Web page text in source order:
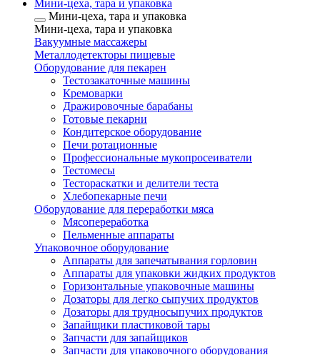
Мини-цеха, тара и упаковка
Мини-цеха, тара и упаковка
Мини-цеха, тара и упаковка
Вакуумные массажеры
Металлодетекторы пищевые
Оборудование для пекарен
Тестозакаточные машины
Кремоварки
Дражировочные барабаны
Готовые пекарни
Кондитерское оборудование
Печи ротационные
Профессиональные мукопросеиватели
Тестомесы
Тестораскатки и делители теста
Хлебопекарные печи
Оборудование для переработки мяса
Мясопереработка
Пельменные аппараты
Упаковочное оборудование
Аппараты для запечатывания горловин
Аппараты для упаковки жидких продуктов
Горизонтальные упаковочные машины
Дозаторы для легко сыпучих продуктов
Дозаторы для трудносыпучих продуктов
Запайщики пластиковой тары
Запчасти для запайщиков
Запчасти для упаковочного оборудования